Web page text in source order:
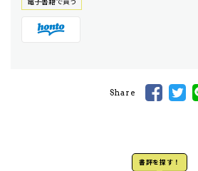
Share
書評を探す！